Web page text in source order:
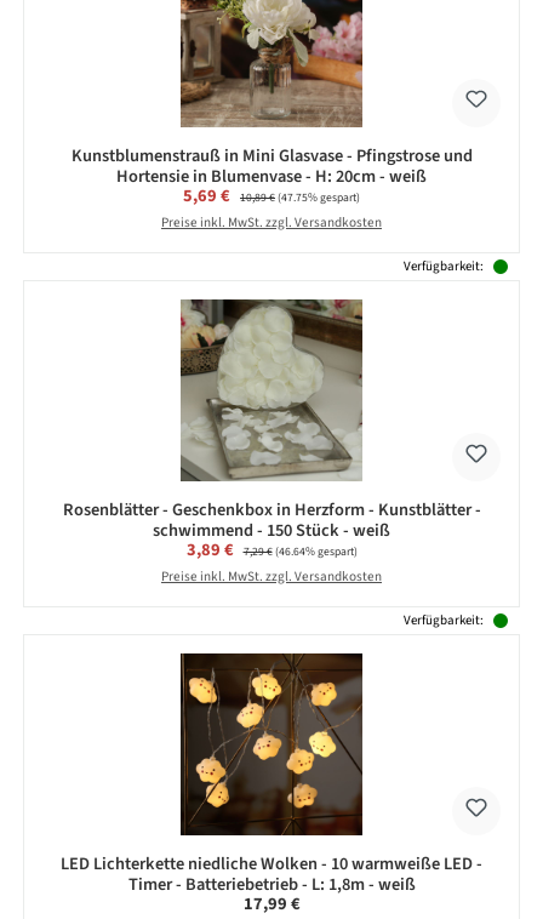
Kunstblumenstrauß in Mini Glasvase - Pfingstrose und
Hortensie in Blumenvase - H: 20cm - weiß
Verkaufspreis:
5,69 € Regulärer Preis:
10,89 €(47.75% gespart)
Preise inkl. MwSt. zzgl. Versandkosten
Verfügbarkeit:
Rosenblätter - Geschenkbox in Herzform - Kunstblätter -
schwimmend - 150 Stück - weiß
Verkaufspreis:
3,89 € Regulärer Preis:
7,29 €(46.64% gespart)
Preise inkl. MwSt. zzgl. Versandkosten
Verfügbarkeit:
LED Lichterkette niedliche Wolken - 10 warmweiße LED -
Timer - Batteriebetrieb - L: 1,8m - weiß
Regulärer Preis:
17,99 €